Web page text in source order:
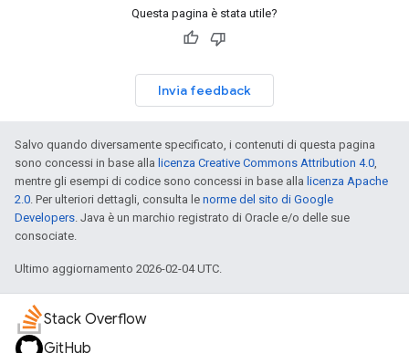
Questa pagina è stata utile?
Invia feedback
Salvo quando diversamente specificato, i contenuti di questa pagina
sono concessi in base alla licenza Creative Commons Attribution 4.0,
mentre gli esempi di codice sono concessi in base alla licenza Apache
2.0. Per ulteriori dettagli, consulta le norme del sito di Google
Developers. Java è un marchio registrato di Oracle e/o delle sue
consociate.
Ultimo aggiornamento 2026-02-04 UTC.
Stack Overflow
GitHub